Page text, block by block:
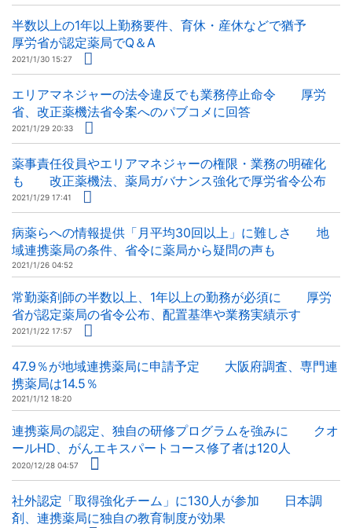
半数以上の1年以上勤務要件、育休・産休などで猶予
厚労省が認定薬局でQ＆A
2021/1/30 15:27
エリアマネジャーの法令違反でも業務停止命令 厚労
省、改正薬機法省令案へのパブコメに回答
2021/1/29 20:33
薬事責任役員やエリアマネジャーの権限・業務の明確化
も 改正薬機法、薬局ガバナンス強化で厚労省令公布
2021/1/29 17:41
病薬らへの情報提供「月平均30回以上」に難しさ 地
域連携薬局の条件、省令に薬局から疑問の声も
2021/1/26 04:52
常勤薬剤師の半数以上、1年以上の勤務が必須に 厚労
省が認定薬局の省令公布、配置基準や業務実績示す
2021/1/22 17:57
47.9％が地域連携薬局に申請予定 大阪府調査、専門連
携薬局は14.5％
2021/1/12 18:20
連携薬局の認定、独自の研修プログラムを強みに クオ
ールHD、がんエキスパートコース修了者は120人
2020/12/28 04:57
社外認定「取得強化チーム」に130人が参加 日本調
剤、連携薬局に独自の教育制度が効果